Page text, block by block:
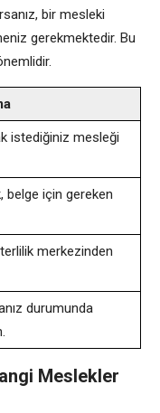
bir mesleki
gerekmektedir. Bu
istediğiniz mesleği
belge için gereken
merkezinden
durumunda
Meslekler